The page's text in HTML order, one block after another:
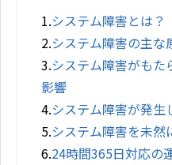
1.システム障害とは？
2.システム障害の主な
3.システム障害がも
影響
4.システム障害が発生
5.システム障害を未然
6.24時間365日対応の